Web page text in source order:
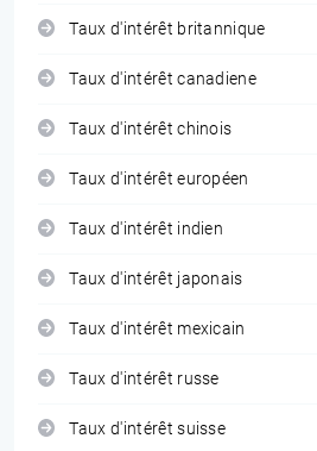
Taux d'intérêt britannique
Taux d'intérêt canadiene
Taux d'intérêt chinois
Taux d'intérêt européen
Taux d'intérêt indien
Taux d'intérêt japonais
Taux d'intérêt mexicain
Taux d'intérêt russe
Taux d'intérêt suisse